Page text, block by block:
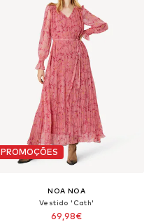
PROMOÇÕES
NOA NOA
Vestido 'Cath'
69,98€